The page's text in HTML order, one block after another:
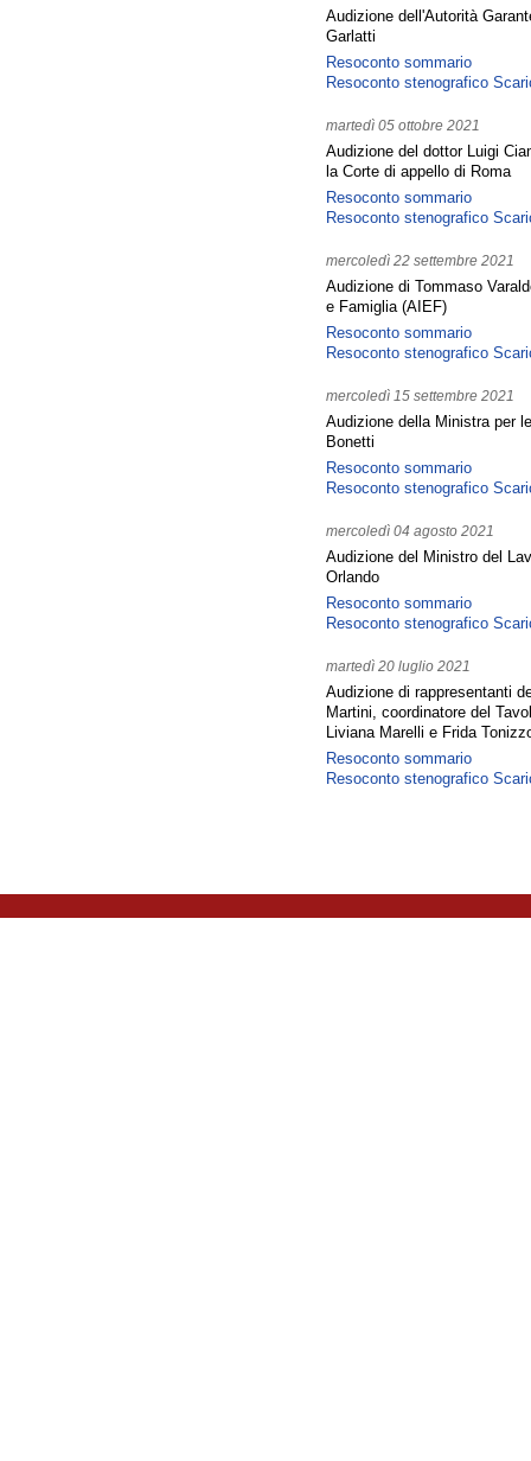
Audizione dell'Autorità
Garlatti
Resoconto sommario
Resoconto stenografico
martedì 05 ottobre 2021
Audizione del dottor Luigi
la Corte di appello di Roma
Resoconto sommario
Resoconto stenografico
mercoledì 22 settembre 2021
Audizione di Tommaso
e Famiglia (AIEF)
Resoconto sommario
Resoconto stenografico
mercoledì 15 settembre 2021
Audizione della Ministra per
Bonetti
Resoconto sommario
Resoconto stenografico
mercoledì 04 agosto 2021
Audizione del Ministro del
Orlando
Resoconto sommario
Resoconto stenografico
martedì 20 luglio 2021
Audizione di rappresentanti
Martini, coordinatore del
Liviana Marelli e Frida
Resoconto sommario
Resoconto stenografico